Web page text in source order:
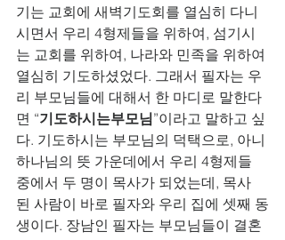
기는 교회에 새벽기도회를 열심히 다니
시면서 우리 4형제들을 위하여, 섬기시
는 교회를 위하여, 나라와 민족을 위하여
열심히 기도하셨었다. 그래서 필자는 우
리 부모님들에 대해서 한 마디로 말한다
면 “기도하시는부모님”이라고 말하고 싶
다. 기도하시는 부모님의 덕택으로, 아니
하나님의 뜻 가운데에서 우리 4형제들
중에서 두 명이 목사가 되었는데, 목사
된 사람이 바로 필자와 우리 집에 셋째 동
생이다. 장남인 필자는 부모님들이 결혼